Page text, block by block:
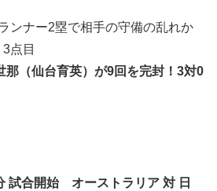
ンナー2塁で相手の守備の乱れか
点目
那（仙台育英）が9回を完封！3対0
試合開始 オーストラリア 対 日